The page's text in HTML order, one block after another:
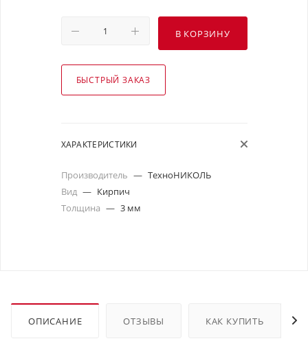
В КОРЗИНУ
БЫСТРЫЙ ЗАКАЗ
ХАРАКТЕРИСТИКИ
Производитель — ТехноНИКОЛЬ
Вид — Кирпич
Толщина — 3 мм
ОПИСАНИЕ ОТЗЫВЫ КАК КУПИТЬ